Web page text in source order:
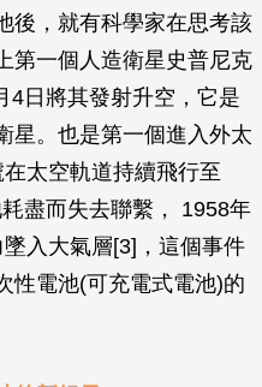
後，就有科學家在思考該
第一個人造衛星史普尼克
4日將其發射升空，它是
星。也是第一個進入外太
太空軌道持續飛行至
盡而失去聯繫， 1958年
入大氣層[3]，這個事件
性電池(可充電式電池)的